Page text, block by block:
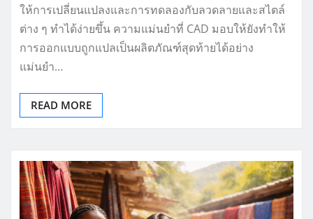
ให้การเปลี่ยนแปลงและการทดลองกับลวดลายและสไตล์
ต่าง ๆ ทำได้ง่ายขึ้น ความแม่นยำที่ CAD มอบให้ยังทำให้
การออกแบบถูกแปลเป็นผลิตภัณฑ์สุดท้ายได้อย่าง
แม่นยำ…
READ MORE